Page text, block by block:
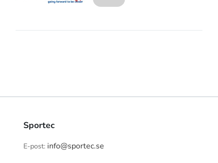
Sportec
E-post: info@sportec.se